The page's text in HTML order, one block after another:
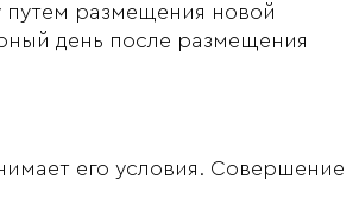
путем размещения новой
день после размещения
его условия. Совершение